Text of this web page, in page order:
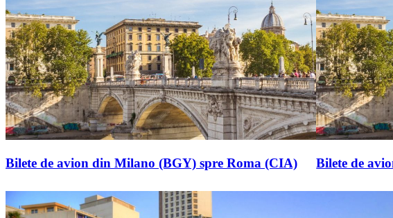
Bilete de avion din Milano (BGY) spre Roma (CIA) Bilete de